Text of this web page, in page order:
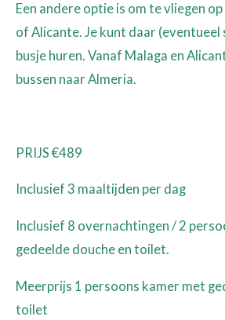
Een andere optie is om te vliegen
of Alicante. Je kunt daar (eventueel
busje huren. Vanaf Malaga en
bussen naar Almeria.
PRIJS €489
Inclusief 3 maaltijden per dag
Inclusief 8 overnachtingen / 2
gedeelde douche en toilet.
Meerprijs 1 persoons kamer met
toilet